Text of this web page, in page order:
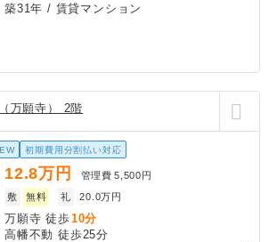
築31年 / 賃貸マンション
万願寺） 2階
初期費用分割払い対応
12.8万円 管理費 5,500円
敷
無料 礼 20.0万円
万願寺 徒歩10分
高幡不動 徒歩25分